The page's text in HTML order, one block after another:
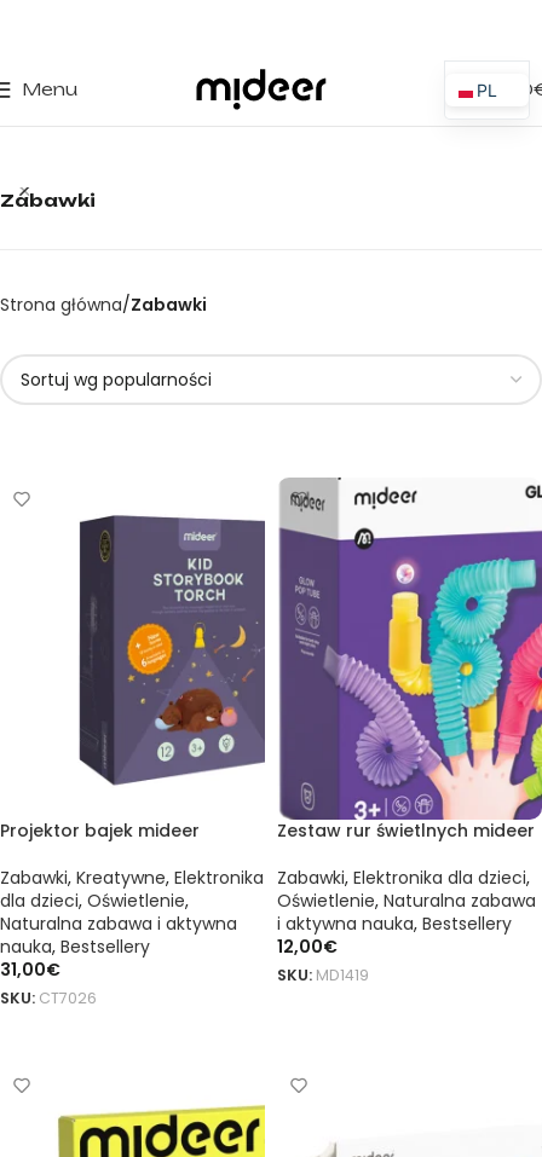
Menu 0,00
Zabawki
Strona główna Zabawki
Projektor bajek mideer
Zabawki, Kreatywne, Elektronika
dla dzieci, Oświetlenie,
Naturalna zabawa i aktywna
nauka, Bestsellery
31,00€
SKU: CT7026
Zestaw rur świetlnych mideer
Zabawki, Elektronika dla dzieci,
Oświetlenie, Naturalna zabawa
i aktywna nauka, Bestsellery
12,00€
SKU: MD1419
PL
ES